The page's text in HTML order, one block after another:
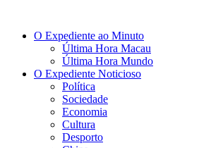
O Expediente ao Minuto
Última Hora Macau
Última Hora Mundo
O Expediente Noticioso
Política
Sociedade
Economia
Cultura
Desporto